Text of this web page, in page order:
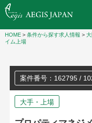
HOME > 条件から探す求人情報 >
イム上場
案件番号：162795 /
大手・上場